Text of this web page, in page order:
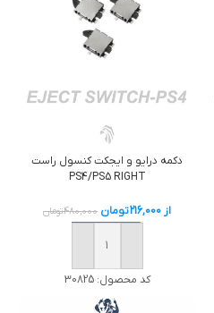
دکمه درايو و ايجکت کنسول راست
PS4/PS5 RIGHT
از 216,000تومان 480,000تومان
خرید
کد محصول:30825